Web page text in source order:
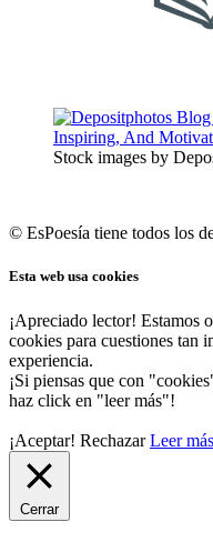
Stock images by
© EsPoesía tiene todos los
Esta web usa cookies
¡Apreciado lector! Estamos
cookies para cuestiones tan
experiencia.
¡Si piensas que con
haz click en "leer más"!
¡Aceptar! Rechazar Leer más
Cerrar